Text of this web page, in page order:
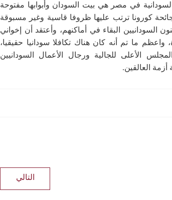
في مصر هي بيت السودان وأبوابها مفتوحة
كورونا ترتب عليها ظروفا قاسية وغير مسبوقة
السودانيين البقاء في أماكنهم، وأعتقد أن إخواني
واعظم ما تم أنه كان هناك تكافلا سودانيا حقيقيا،
الأعلى للجالية ورجال الأعمال السودانيين
العالقين.
التالي